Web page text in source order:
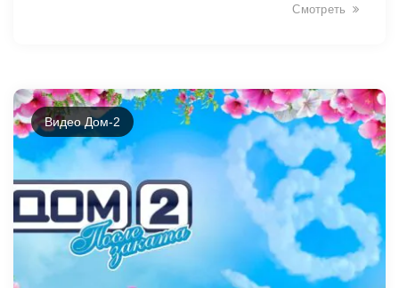
Смотреть
Видео Дом-2